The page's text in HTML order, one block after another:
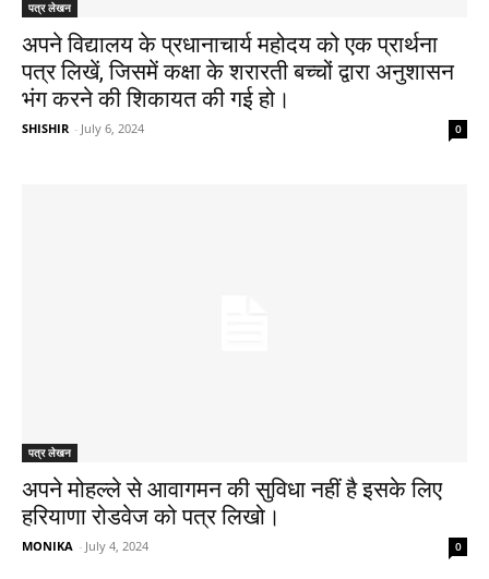
पत्र लेखन
अपने विद्यालय के प्रधानाचार्य महोदय को एक प्रार्थना
पत्र लिखें, जिसमें कक्षा के शरारती बच्चों द्वारा अनुशासन
भंग करने की शिकायत की गई हो।
SHISHIR - July 6, 2024 0
पत्र लेखन
अपने मोहल्ले से आवागमन की सुविधा नहीं है इसके लिए
हरियाणा रोडवेज को पत्र लिखो।
MONIKA - July 4, 2024 0